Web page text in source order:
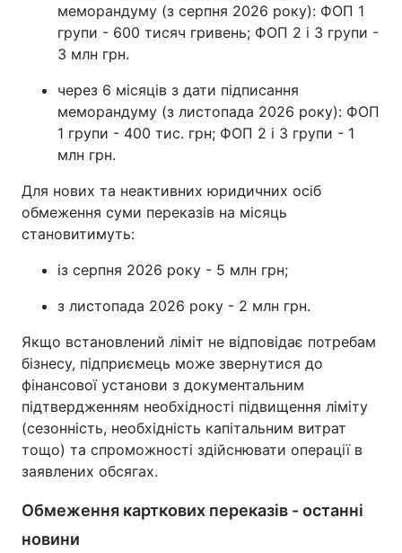
меморандуму (з серпня 2026 року): ФОП 1
групи - 600 тисяч гривень; ФОП 2 і 3 групи -
3 млн грн.
через 6 місяців з дати підписання
меморандуму (з листопада 2026 року): ФОП
1 групи - 400 тис. грн; ФОП 2 і 3 групи - 1
млн грн.
Для нових та неактивних юридичних осіб
обмеження суми переказів на місяць
становитимуть:
із серпня 2026 року - 5 млн грн;
з листопада 2026 року - 2 млн грн.
Якщо встановлений ліміт не відповідає потребам
бізнесу, підприємець може звернутися до
фінансової установи з документальним
підтвердженням необхідності підвищення ліміту
(сезонність, необхідність капітальним витрат
тощо) та спроможності здійснювати операції в
заявлених обсягах.
Обмеження карткових переказів - останні
новини